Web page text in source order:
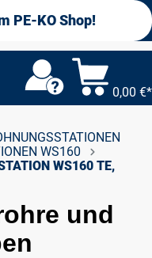
PE-KO Shop!
0,00 €*
WS160
WS160 TE,
und